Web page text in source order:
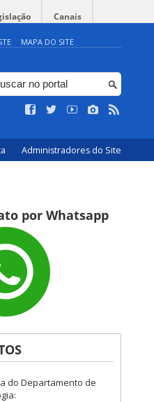
Canais
MAPA DO SITE
Administradores do Site
– Edital 031/2025/DDP
por Whatsapp
do Departamento de